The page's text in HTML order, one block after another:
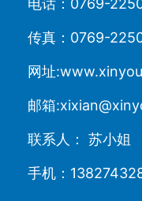
电话：0769-
传真：0769-
网址
邮箱
联系人： 苏小姐
手机：